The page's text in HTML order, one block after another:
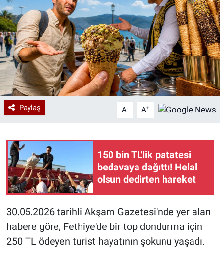
Paylaş A- A+
150 bin TL'lik patatesi
bedavaya dağıttı! Helal
olsun dedirten hareket
30.05.2026 tarihli Akşam Gazetesi'nde yer alan
habere göre, Fethiye'de bir top dondurma için
250 TL ödeyen turist hayatının şokunu yaşadı.
Kadın
Erişim Bilgileri
Sağlık
Teknoloji